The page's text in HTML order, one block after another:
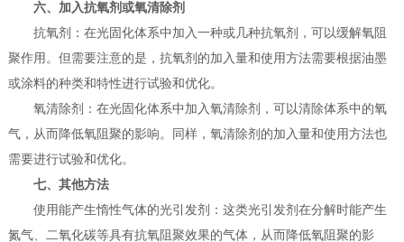
六、加入抗氧剂或氧清除剂
抗氧剂：在光固化体系中加入一种或几种抗氧剂，可以缓解氧阻
聚作用。但需要注意的是，抗氧剂的加入量和使用方法需要根据油墨
或涂料的种类和特性进行试验和优化。
氧清除剂：在光固化体系中加入氧清除剂，可以清除体系中的氧
气，从而降低氧阻聚的影响。同样，氧清除剂的加入量和使用方法也
需要进行试验和优化。
七、其他方法
使用能产生惰性气体的光引发剂：这类光引发剂在分解时能产生
氮气、二氧化碳等具有抗氧阻聚效果的气体，从而降低氧阻聚的影